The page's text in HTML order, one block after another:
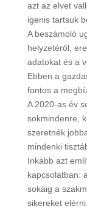
azt az elvet
igenis tartsuk
A beszámoló
helyzetéről,
adatokat és a
Ebben a
fontos a
A 2020-as év
sokmindenre,
szeretnék
mindenki
Inkább azt
kapcsolatban:
sokáig a
sikereket elérni.